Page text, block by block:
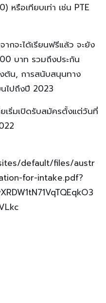
หรือเทียบเท่า เช่น PTE
กจะได้เรียนฟรีแล้ว จะยัง
บาท รวมถึงประกัน
ต้น, การสนับสนุนทาง
นไปถึงปี 2023
เริ่มเปิดรับสมัครตั้งแต่วันที่
default/files/austr
for-intake.pdf?